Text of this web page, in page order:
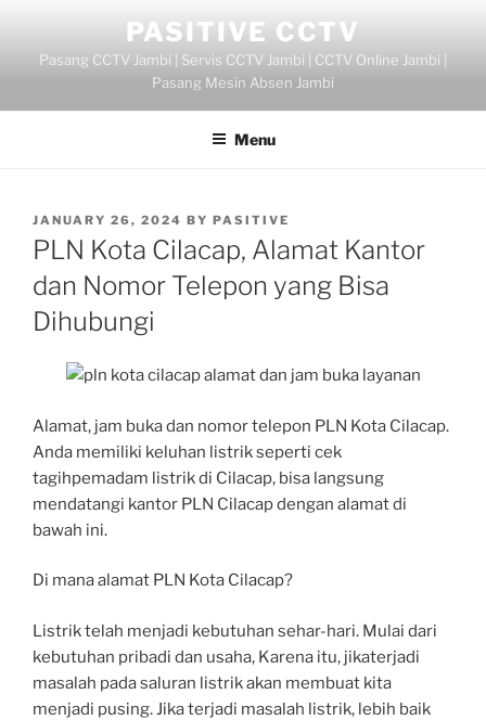
content
PASITIVE CCTV
Pasang CCTV Jambi | Servis CCTV Jambi | CCTV Online Jambi |
Pasang Mesin Absen Jambi
Menu
POSTED
ON
JANUARY 26, 2024 BY PASITIVE
PLN Kota Cilacap, Alamat Kantor
dan Nomor Telepon yang Bisa
Dihubungi
Alamat, jam buka dan nomor telepon PLN Kota Cilacap.
Anda memiliki keluhan listrik seperti cek
tagihpemadam listrik di Cilacap, bisa langsung
mendatangi kantor PLN Cilacap dengan alamat di
bawah ini.
Di mana alamat PLN Kota Cilacap?
Listrik telah menjadi kebutuhan sehar-hari. Mulai dari
kebutuhan pribadi dan usaha, Karena itu, jikaterjadi
masalah pada saluran listrik akan membuat kita
menjadi pusing. Jika terjadi masalah listrik, lebih baik